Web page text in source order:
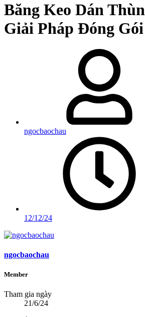
Băng Keo Dán
Giải Pháp Đóng
ngocbaochau
12/12/24
ngocbaochau
Member
Tham gia ngày
21/6/24